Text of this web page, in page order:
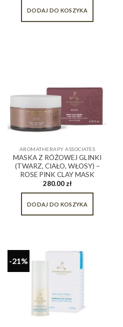
DODAJ DO KOSZYKA
AROMATHERAPY ASSOCIATES
MASKA Z RÓŻOWEJ GLINKI
(TWARZ, CIAŁO, WŁOSY) –
ROSE PINK CLAY MASK
280.00zł
DODAJ DO KOSZYKA
-21%